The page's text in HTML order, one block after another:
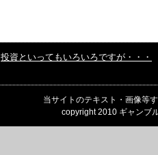
投資といってもいろいろですが・・・
当サイトのテキスト・画像等
copyright 2010 ギャンブ